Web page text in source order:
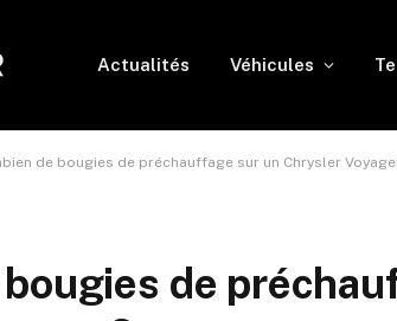
Actualités Véhicules
de bougies de préchauffage sur un Chrysler
de